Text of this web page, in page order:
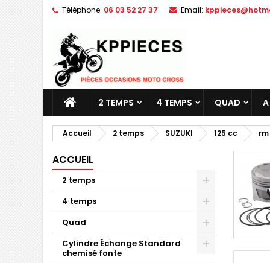
Téléphone: 06 03 52 27 37 Email:
2 TEMPS 4 TEMPS QUAD
Accueil 2 temps SUZUKI 125 cc rm
ACCUEIL
2 temps
4 temps
Quad
Cylindre Échange Standard
chemisé fonte